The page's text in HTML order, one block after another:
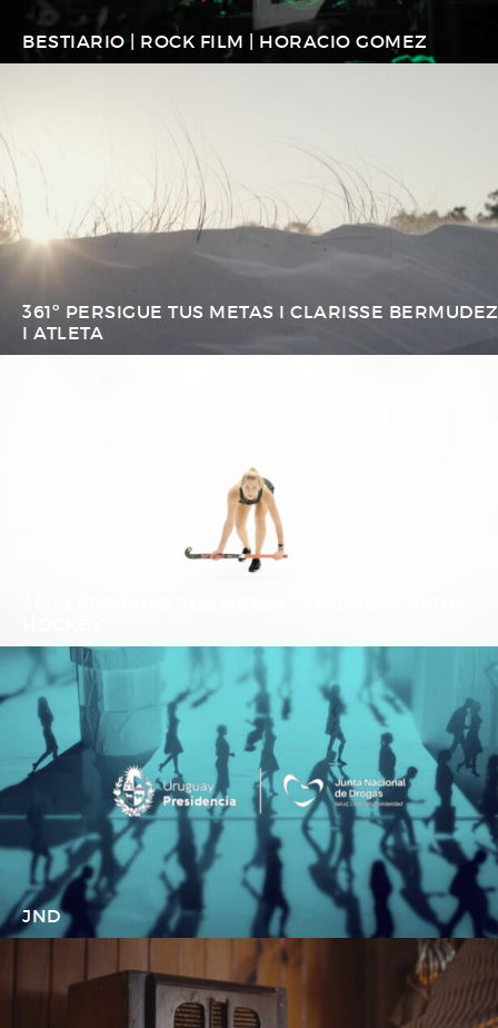
BESTIARIO | ROCK FILM | HORACIO GOMEZ
361º PERSIGUE TUS METAS I CLARISSE BERMUDEZ
I ATLETA
JND